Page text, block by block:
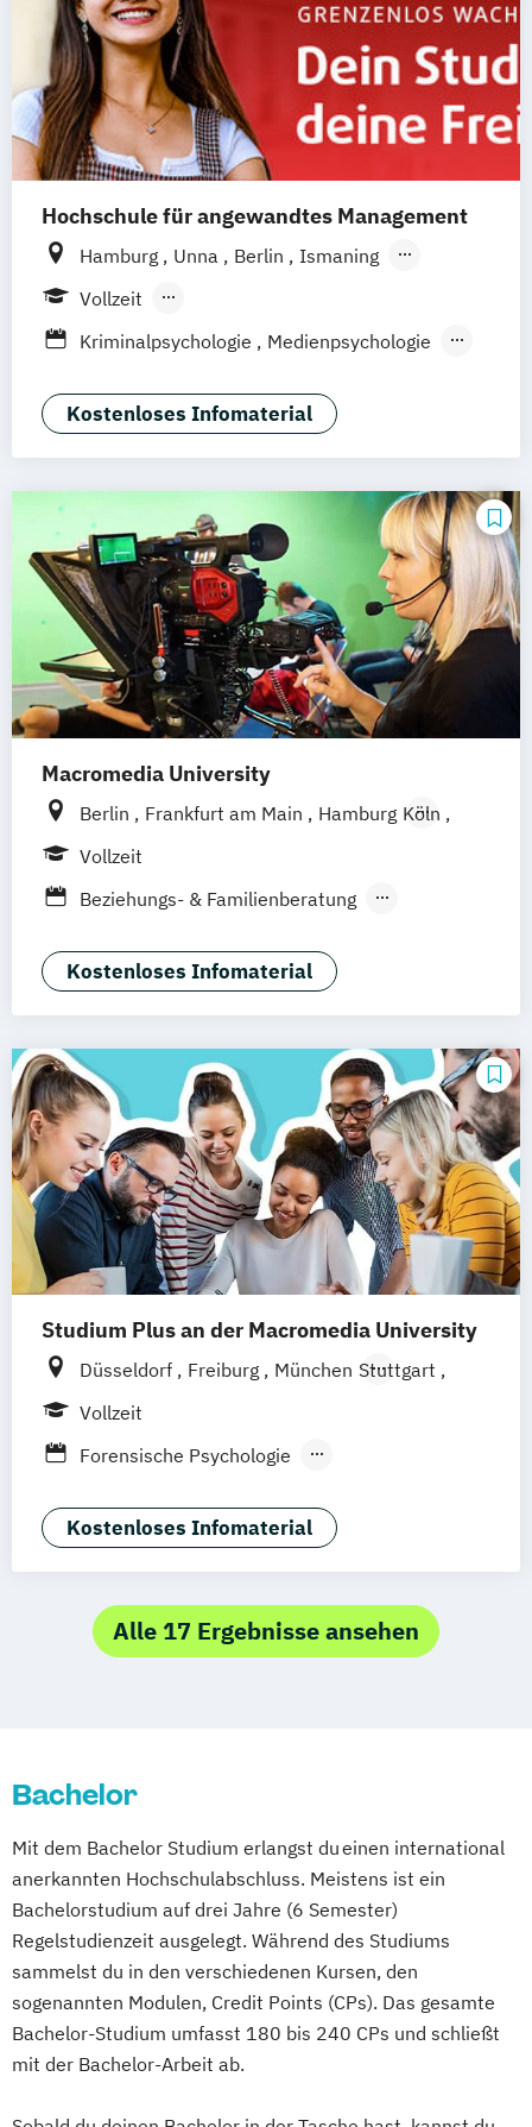
Hochschule für angewandtes Management
Hamburg Unna Berlin
Ismaning
Mannheim
Stuttgart
Vollzeit
Berufsbegleitendes Präsenzstudium
Kriminalpsychologie
Medienpsychologie
Wirtschaftspsychologie
Wirtschaftspsychologie - Digital
Wirtschaftspsychologie Sport- &
Leistungspsychologie
Kostenloses Infomaterial
Macromedia University
Berlin Frankfurt am Main Hamburg Köln
Leipzig
Vollzeit
Beziehungs- & Familienberatung
Kriminalpsychologie Psychologie
Psychologische Beratung
Kostenloses Infomaterial
Studium Plus an der Macromedia University
Düsseldorf Freiburg München Stuttgart
Berlin
Vollzeit
Forensische Psychologie
Kriminalpsychologie
Medien- und Werbepsychologie
Sportpsychologie Wirtschaftspsychologie
Kostenloses Infomaterial
Alle 17 Ergebnisse ansehen
Bachelor
Mit dem Bachelor Studium erlangst du einen international
anerkannten Hochschulabschluss. Meistens ist ein
Bachelorstudium auf drei Jahre (6 Semester)
Regelstudienzeit ausgelegt. Während des Studiums
sammelst du in den verschiedenen Kursen, den
sogenannten Modulen, Credit Points (CPs). Das gesamte
Bachelor-Studium umfasst 180 bis 240 CPs und schließt
mit der Bachelor-Arbeit ab.